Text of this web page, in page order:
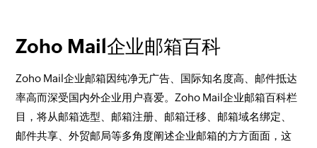
Zoho Mail企业邮箱百科
Zoho Mail企业邮箱因纯净无广告、国际知名度高、邮件抵达
率高而深受国内外企业用户喜爱。Zoho Mail企业邮箱百科栏
目，将从邮箱选型、邮箱注册、邮箱迁移、邮箱域名绑定、
邮件共享、外贸邮局等多角度阐述企业邮箱的方方面面，这